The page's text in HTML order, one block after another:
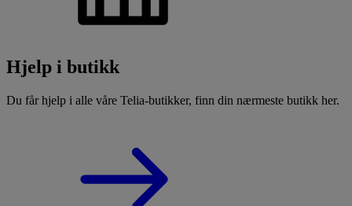
Hjelp i butikk
Du får hjelp i alle våre Telia-butikker, finn din nærmeste butikk her.